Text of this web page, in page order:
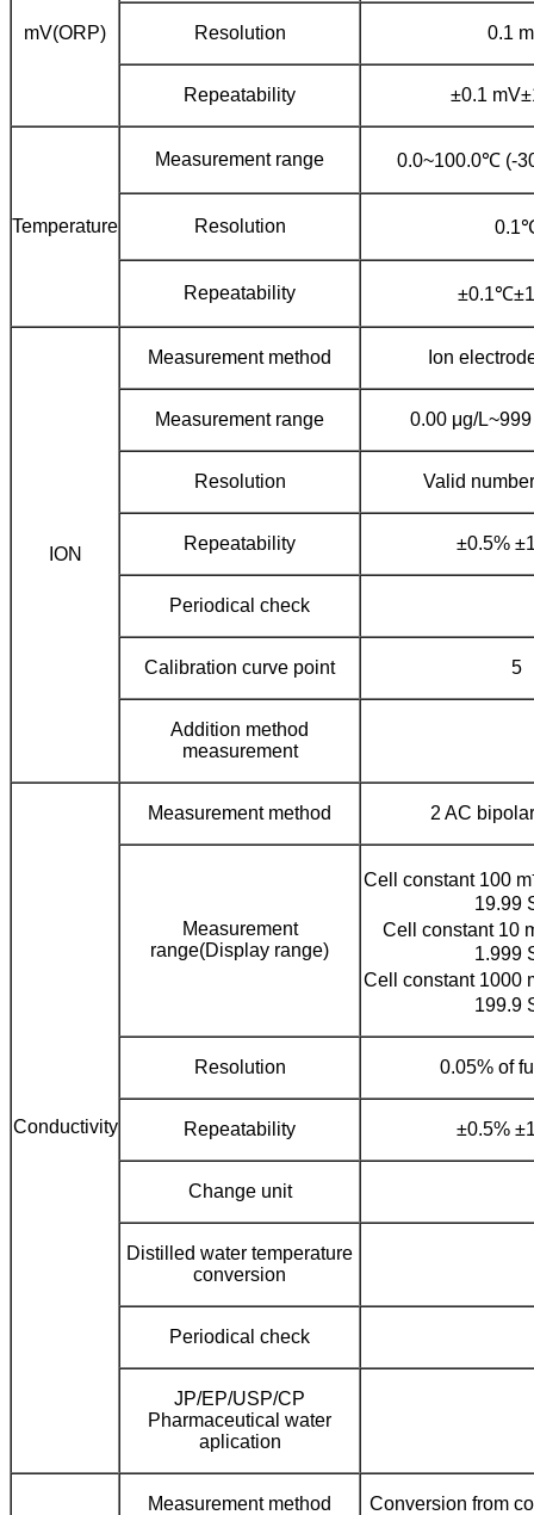
mV(ORP) Resolution 0.1
Repeatability ±0.1
Temperature
Measurement range 0.0~100.0℃ (-
Resolution
Repeatability
ION
Measurement method Ion
Measurement range 0.00 μg/
Resolution Valid
Repeatability ±0.5%
Periodical check
Calibration curve point 5
Addition method
measurement
Conductivity
Measurement method 2 AC
Measurement
range(Display range)
Cell constant 100 m
19.99
Cell constant 10
1.999
Cell constant 1000
199.9
Resolution 0.05% of
Repeatability ±0.5%
Change unit
Distilled water temperature
conversion
Periodical check
JP/EP/USP/CP
Pharmaceutical water
aplication
Measurement method Conversion from